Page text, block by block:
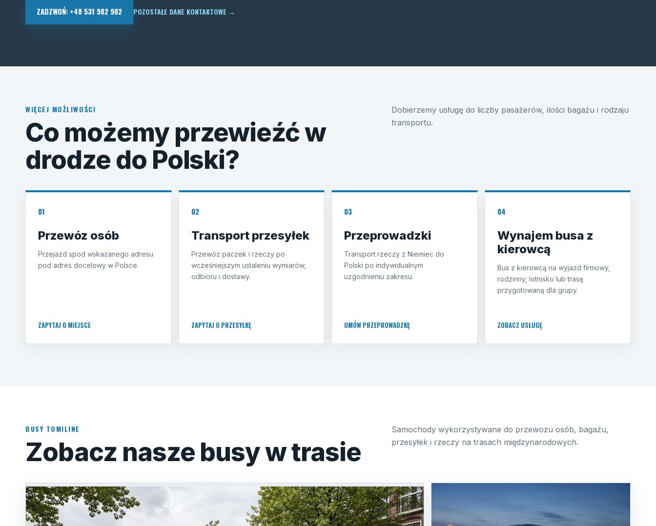
ZADZWOŃ: +48 531 982 982 POZOSTAŁE DANE KONTAKTOWE →
WIĘCEJ MOŻLIWOŚCI
Co możemy przewieźć w
drodze do Polski?
Dobierzemy usługę do liczby pasażerów, ilości bagażu i rodzaju
transportu.
01
Przewóz osób
Przejazd spod wskazanego adresu
pod adres docelowy w Polsce.
ZAPYTAJ O MIEJSCE
02
Transport przesyłek
Przewóz paczek i rzeczy po
wcześniejszym ustaleniu wymiarów,
odbioru i dostawy.
ZAPYTAJ O PRZESYŁKĘ
03
Przeprowadzki
Transport rzeczy z Niemiec do
Polski po indywidualnym
uzgodnieniu zakresu.
OMÓW PRZEPROWADZKĘ
04
Wynajem busa z
kierowcą
Bus z kierowcą na wyjazd firmowy,
rodzinny, lotnisko lub trasę
przygotowaną dla grupy.
ZOBACZ USŁUGĘ
BUSY TOMILINE
Zobacz nasze busy w trasie
Samochody wykorzystywane do przewozu osób, bagażu,
przesyłek i rzeczy na trasach międzynarodowych.